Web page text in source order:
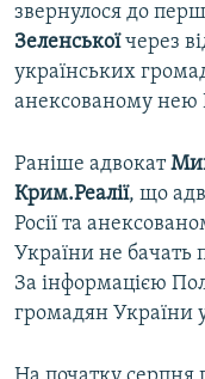
звернулося до
Зеленськоїчерез
українських
анексованому нею
Раніше адвокат
Крим.Реалії, що
Росії та
України не бачать
За інформацією
громадян України